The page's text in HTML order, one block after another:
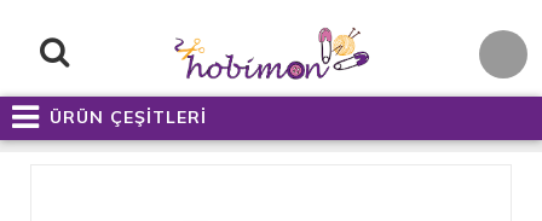
ÜRÜN ÇEŞİTLERİ